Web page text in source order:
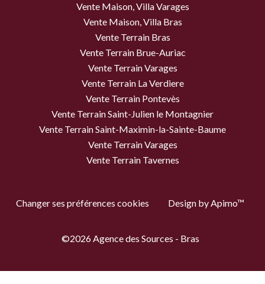
Vente Maison, Villa Varages
Vente Maison, Villa Bras
Vente Terrain Bras
Vente Terrain Brue-Auriac
Vente Terrain Varages
Vente Terrain La Verdiere
Vente Terrain Pontevès
Vente Terrain Saint-Julien le Montagnier
Vente Terrain Saint-Maximin-la-Sainte-Baume
Vente Terrain Varages
Vente Terrain Tavernes
Changer ses préférences cookies Design byApimo™
©2026 Agence des Sources - Bras